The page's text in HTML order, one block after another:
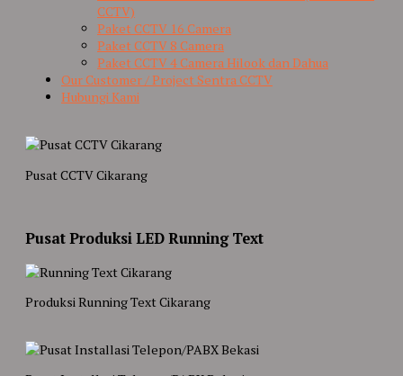
CCTV)
Paket CCTV 16 Camera
Paket CCTV 8 Camera
Paket CCTV 4 Camera Hilook dan Dahua
Our Customer / Project Sentra CCTV
Hubungi Kami
Pusat CCTV Cikarang
Pusat Produksi LED Running Text
Produksi Running Text Cikarang